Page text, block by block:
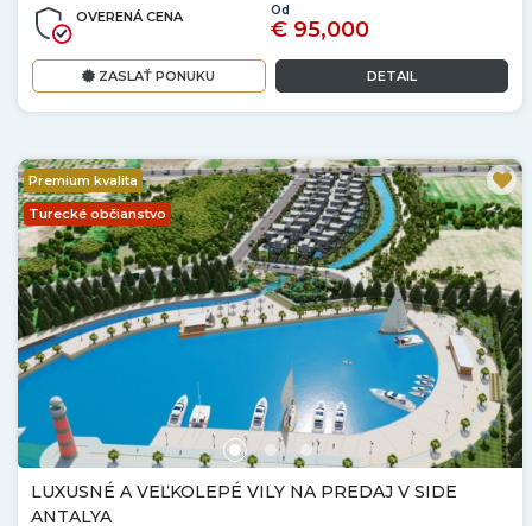
OVERENÁ CENA Od
€ 95,000
ZASLAŤ PONUKU DETAIL
Premium kvalita
Turecké občianstvo
LUXUSNÉ A VEĽKOLEPÉ VILY NA PREDAJ V SIDE
ANTALYA